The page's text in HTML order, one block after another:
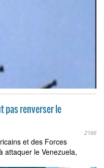
pas renverser le
2166
et des Forces
attaquer le Venezuela,